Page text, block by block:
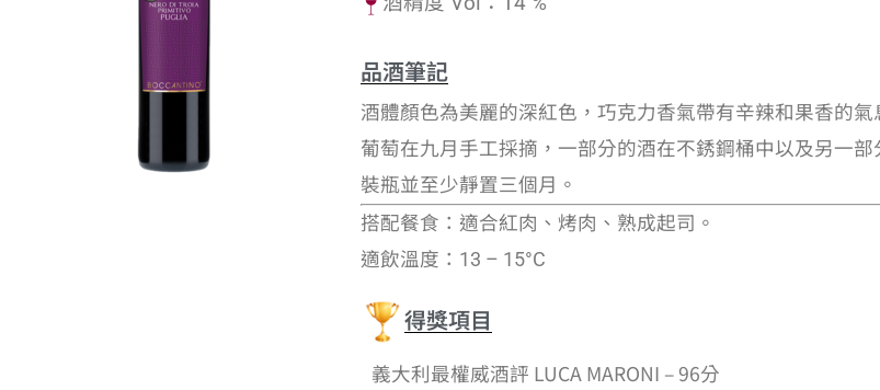
品酒筆記
酒體顏色為美麗的深紅色，巧克力香氣帶有辛辣和果香的氣
葡萄在九月手工採摘，一部分的酒在不銹鋼桶中以及另一
裝瓶並至少靜置三個月。
搭配餐食：適合紅肉、烤肉、熟成起司。
適飲溫度：13 – 15°C
得獎項目
義大利最權威酒評 LUCA MARONI – 96分